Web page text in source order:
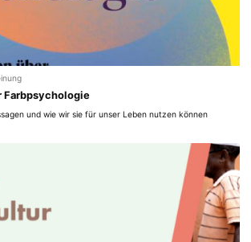
Farbpsychologie
und wie wir sie für unser Leben nutzen können